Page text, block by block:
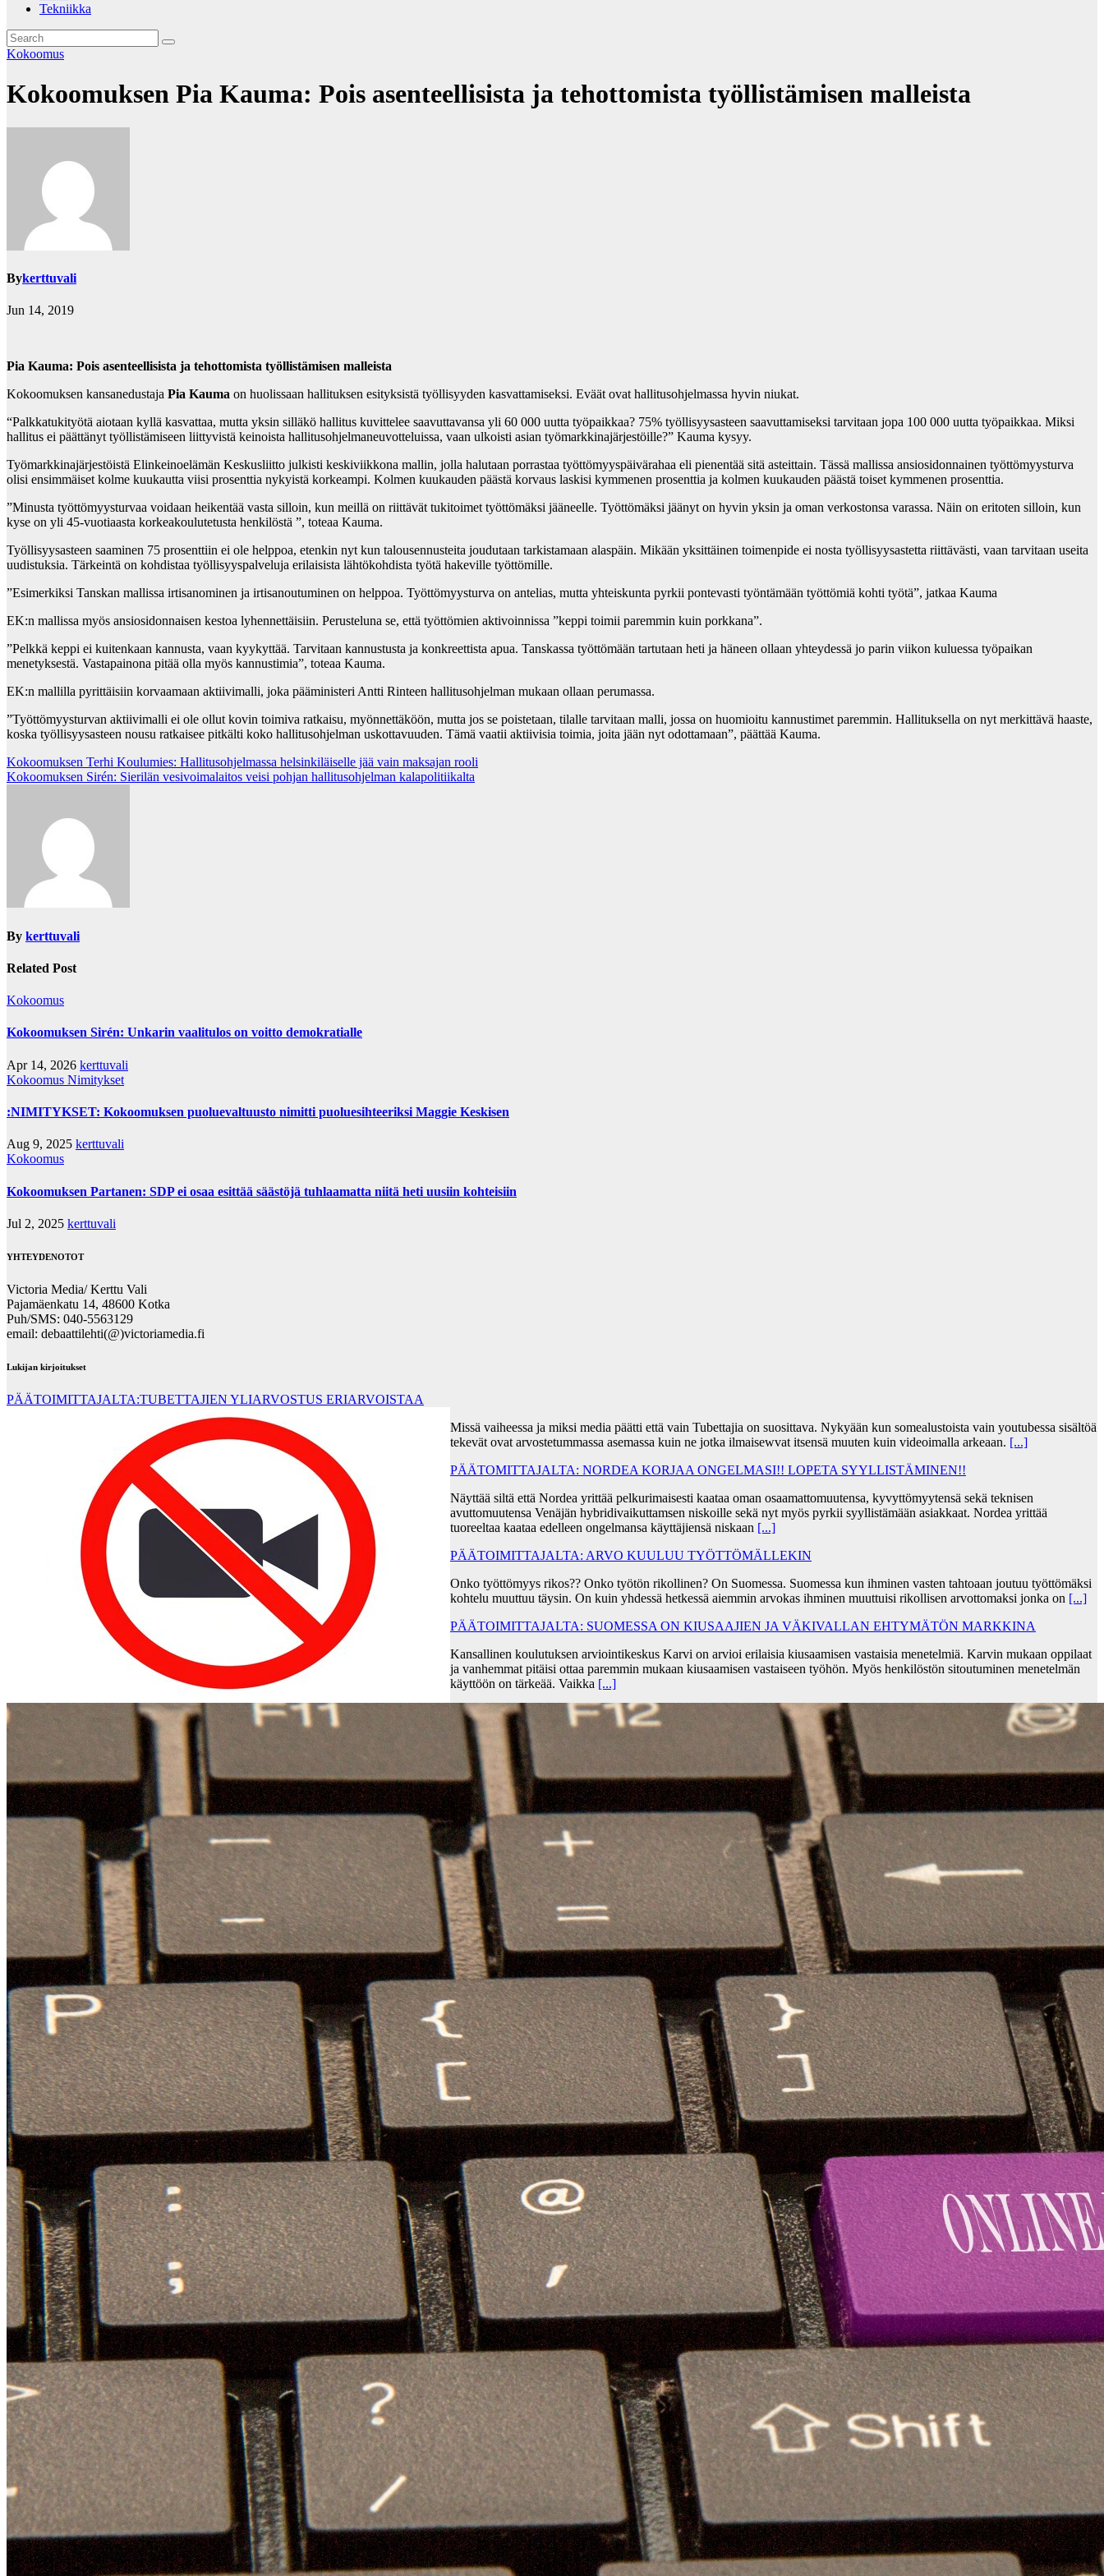
Tekniikka
Kokoomus
Kokoomuksen Pia Kauma: Pois asenteellisista ja tehottomista työllistämisen malleista
Bykerttuvali
Jun 14, 2019
Pia Kauma: Pois asenteellisista ja tehottomista työllistämisen malleista
Kokoomuksen kansanedustaja Pia Kauma on huolissaan hallituksen esityksistä työllisyyden kasvattamiseksi. Eväät ovat hallitusohjelmassa hyvin niukat.
“Palkkatukityötä aiotaan kyllä kasvattaa, mutta yksin silläkö hallitus kuvittelee saavuttavansa yli 60 000 uutta työpaikkaa? 75% työllisyysasteen saavuttamiseksi tarvitaan jopa 100 000 uutta työpaikkaa. Miksi
hallitus ei päättänyt työllistämiseen liittyvistä keinoista hallitusohjelmaneuvotteluissa, vaan ulkoisti asian työmarkkinajärjestöille?” Kauma kysyy.
Työmarkkinajärjestöistä Elinkeinoelämän Keskusliitto julkisti keskiviikkona mallin, jolla halutaan porrastaa työttömyyspäivärahaa eli pienentää sitä asteittain. Tässä mallissa ansiosidonnainen työttömyysturva
olisi ensimmäiset kolme kuukautta viisi prosenttia nykyistä korkeampi. Kolmen kuukauden päästä korvaus laskisi kymmenen prosenttia ja kolmen kuukauden päästä toiset kymmenen prosenttia.
”Minusta työttömyysturvaa voidaan heikentää vasta silloin, kun meillä on riittävät tukitoimet työttömäksi jääneelle. Työttömäksi jäänyt on hyvin yksin ja oman verkostonsa varassa. Näin on eritoten silloin, kun
kyse on yli 45-vuotiaasta korkeakoulutetusta henkilöstä ”, toteaa Kauma.
Työllisyysasteen saaminen 75 prosenttiin ei ole helppoa, etenkin nyt kun talousennusteita joudutaan tarkistamaan alaspäin. Mikään yksittäinen toimenpide ei nosta työllisyysastetta riittävästi, vaan tarvitaan useita
uudistuksia. Tärkeintä on kohdistaa työllisyyspalveluja erilaisista lähtökohdista työtä hakeville työttömille.
”Esimerkiksi Tanskan mallissa irtisanominen ja irtisanoutuminen on helppoa. Työttömyysturva on antelias, mutta yhteiskunta pyrkii pontevasti työntämään työttömiä kohti työtä”, jatkaa Kauma
EK:n mallissa myös ansiosidonnaisen kestoa lyhennettäisiin. Perusteluna se, että työttömien aktivoinnissa ”keppi toimii paremmin kuin porkkana”.
”Pelkkä keppi ei kuitenkaan kannusta, vaan kyykyttää. Tarvitaan kannustusta ja konkreettista apua. Tanskassa työttömään tartutaan heti ja häneen ollaan yhteydessä jo parin viikon kuluessa työpaikan
menetyksestä. Vastapainona pitää olla myös kannustimia”, toteaa Kauma.
EK:n mallilla pyrittäisiin korvaamaan aktiivimalli, joka pääministeri Antti Rinteen hallitusohjelman mukaan ollaan perumassa.
”Työttömyysturvan aktiivimalli ei ole ollut kovin toimiva ratkaisu, myönnettäköön, mutta jos se poistetaan, tilalle tarvitaan malli, jossa on huomioitu kannustimet paremmin. Hallituksella on nyt merkittävä haaste,
koska työllisyysasteen nousu ratkaisee pitkälti koko hallitusohjelman uskottavuuden. Tämä vaatii aktiivisia toimia, joita jään nyt odottamaan”, päättää Kauma.
Post
navigation
Kokoomuksen Terhi Koulumies: Hallitusohjelmassa helsinkiläiselle jää vain maksajan rooli
Kokoomuksen Sirén: Sierilän vesivoimalaitos veisi pohjan hallitusohjelman kalapolitiikalta
By kerttuvali
Related Post
Kokoomus
Kokoomuksen Sirén: Unkarin vaalitulos on voitto demokratialle
Apr 14, 2026 kerttuvali
Kokoomus Nimitykset
:NIMITYKSET: Kokoomuksen puoluevaltuusto nimitti puoluesihteeriksi Maggie Keskisen
Aug 9, 2025 kerttuvali
Kokoomus
Kokoomuksen Partanen: SDP ei osaa esittää säästöjä tuhlaamatta niitä heti uusiin kohteisiin
Jul 2, 2025 kerttuvali
YHTEYDENOTOT
Victoria Media/ Kerttu Vali
Pajamäenkatu 14, 48600 Kotka
Puh/SMS: 040-5563129
email: debaattilehti(@)victoriamedia.fi
Lukijan kirjoitukset
PÄÄTOIMITTAJALTA:TUBETTAJIEN YLIARVOSTUS ERIARVOISTAA
Missä vaiheessa ja miksi media päätti että vain Tubettajia on suosittava. Nykyään kun somealustoista vain youtubessa sisältöä
tekevät ovat arvostetummassa asemassa kuin ne jotka ilmaisewvat itsensä muuten kuin videoimalla arkeaan. [...]
PÄÄTOMITTAJALTA: NORDEA KORJAA ONGELMASI!! LOPETA SYYLLISTÄMINEN!!
Näyttää siltä että Nordea yrittää pelkurimaisesti kaataa oman osaamattomuutensa, kyvyttömyytensä sekä teknisen
avuttomuutensa Venäjän hybridivaikuttamsen niskoille sekä nyt myös pyrkii syyllistämään asiakkaat. Nordea yrittää
tuoreeltaa kaataa edelleen ongelmansa käyttäjiensä niskaan [...]
PÄÄTOIMITTAJALTA: ARVO KUULUU TYÖTTÖMÄLLEKIN
Onko työttömyys rikos?? Onko työtön rikollinen? On Suomessa. Suomessa kun ihminen vasten tahtoaan joutuu työttömäksi
kohtelu muuttuu täysin. On kuin yhdessä hetkessä aiemmin arvokas ihminen muuttuisi rikollisen arvottomaksi jonka on [...]
PÄÄTOIMITTAJALTA: SUOMESSA ON KIUSAAJIEN JA VÄKIVALLAN EHTYMÄTÖN MARKKINA
Kansallinen koulutuksen arviointikeskus Karvi on arvioi erilaisia kiusaamisen vastaisia menetelmiä. Karvin mukaan oppilaat
ja vanhemmat pitäisi ottaa paremmin mukaan kiusaamisen vastaiseen työhön. Myös henkilöstön sitoutuminen menetelmän
käyttöön on tärkeää. Vaikka [...]